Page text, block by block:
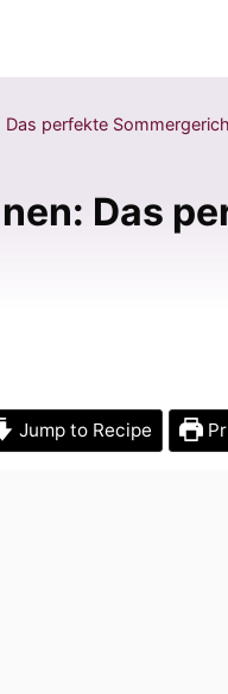
Das perfekte
Das
Jump to Recipe